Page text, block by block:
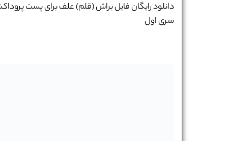
دانلود رایگان فایل براش (قلم) علف برای پست
سری اول